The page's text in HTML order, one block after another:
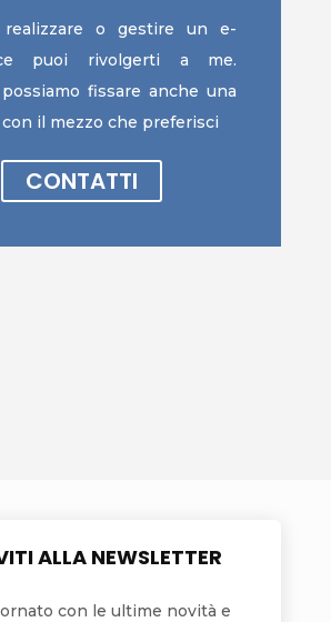
o gestire un e-
puoi rivolgerti a me.
fissare anche una
il mezzo che preferisci
CONTATTI
ALLA NEWSLETTER
con le ultime novità e